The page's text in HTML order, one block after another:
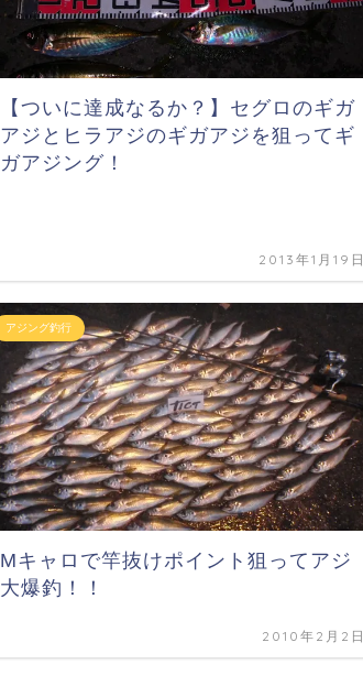
【ついに達成なるか？】セグロのギガ
アジとヒラアジのギガアジを狙ってギ
ガアジング！
2013年1月19日
アジング釣行
Mキャロで竿抜けポイント狙ってアジ
大爆釣！！
2010年2月2日